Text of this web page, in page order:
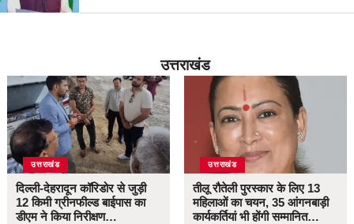
उत्तराखंड
उत्तराखंड
दिल्ली-देहरादून कॉरिडोर से जुड़ी
12 किमी ग्रीनफील्ड बाईपास का
डीएम ने किया निरीक्षण…
उत्तराखंड
तीलू रौतेली पुरस्कार के लिए 13
महिलाओं का चयन, 35 आंगनबाड़ी
कार्यकर्तियां भी होंगी सम्मानित…